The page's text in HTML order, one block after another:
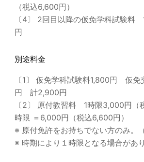
（税込6,600円）
〔4〕 2回目以降の仮免学科試験料
円
別途料金
〔1〕 仮免学科試験料1,800円 仮免
円 計2,900円
〔2〕 原付教習料 1時限3,000円（
時限 ＝6,000円（税込6,600円）
※ 原付免許をお持ちでない方のみ。（
※ 時期により１時限となる場合があり